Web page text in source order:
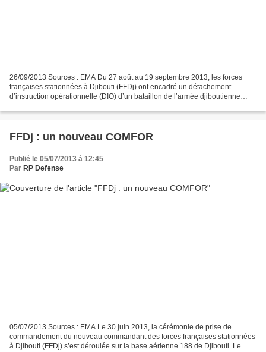
26/09/2013 Sources : EMA Du 27 août au 19 septembre 2013, les forces
françaises stationnées à Djibouti (FFDj) ont encadré un détachement
d’instruction opérationnelle (DIO) d’un bataillon de l’armée djiboutienne
FFDj : un nouveau COMFOR
Publié le 05/07/2013 à 12:45
Par RP Defense
05/07/2013 Sources : EMA Le 30 juin 2013, la cérémonie de prise de
commandement du nouveau commandant des forces françaises stationnées
à Djibouti (FFDj) s’est déroulée sur la base aérienne 188 de Djibouti. Le